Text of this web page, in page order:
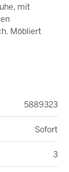
mit
Möbliert
5889323
Sofort
3